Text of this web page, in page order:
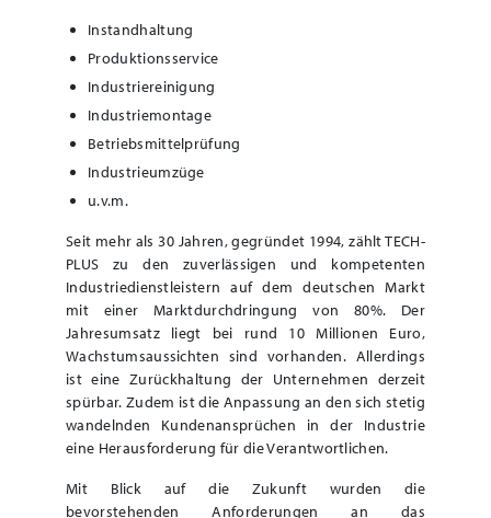
Instandhaltung
Produktionsservice
Industriereinigung
Industriemontage
Betriebsmittelprüfung
Industrieumzüge
u.v.m.
Seit mehr als 30 Jahren, gegründet 1994, zählt TECH-
PLUS zu den zuverlässigen und kompetenten
Industriedienstleistern auf dem deutschen Markt
mit einer Marktdurchdringung von 80%. Der
Jahresumsatz liegt bei rund 10 Millionen Euro,
Wachstumsaussichten sind vorhanden. Allerdings
ist eine Zurückhaltung der Unternehmen derzeit
spürbar. Zudem ist die Anpassung an den sich stetig
wandelnden Kundenansprüchen in der Industrie
eine Herausforderung für die Verantwortlichen.
Mit Blick auf die Zukunft wurden die
bevorstehenden Anforderungen an das